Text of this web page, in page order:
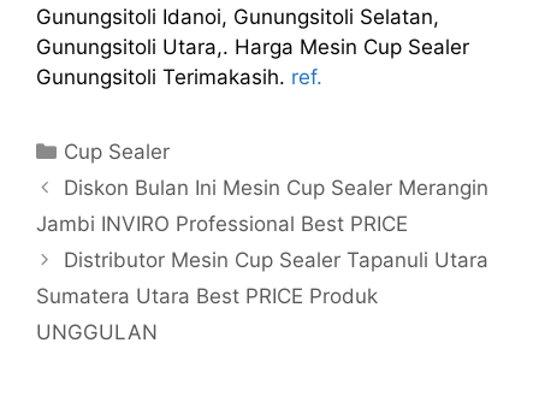
Gunungsitoli Idanoi, Gunungsitoli Selatan,
Gunungsitoli Utara,. Harga Mesin Cup Sealer
Gunungsitoli Terimakasih. ref.
Kategori
Cup Sealer
Diskon Bulan Ini Mesin Cup Sealer Merangin
Jambi INVIRO Professional Best PRICE
Distributor Mesin Cup Sealer Tapanuli Utara
Sumatera Utara Best PRICE Produk
UNGGULAN